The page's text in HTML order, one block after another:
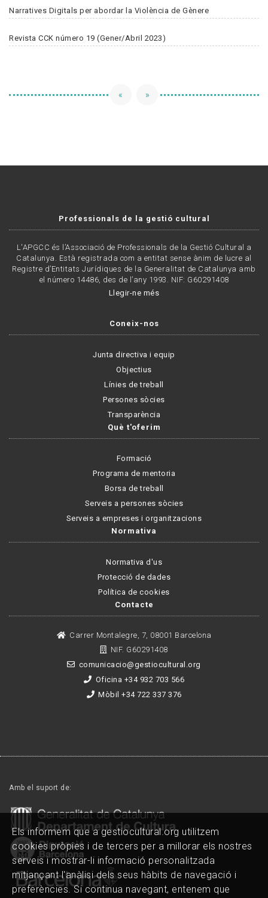
Narratives Digitals per abordar la Violència de Gènere
Revista CCK número 19 (Gener/Abril 2023)
« »
Professionals de la gestió cultural
L'APGCC és l’Associació de Professionals de la Gestió Cultural a
Catalunya. Està registrada com a entitat sense ànim de lucre al
Registre d’Entitats Jurídiques de la Generalitat de Catalunya amb
el número 14486, des de l’any 1993. NIF: G60291408
Llegir-ne més
Coneix-nos
Junta directiva i equip
Objectius
Línies de treball
Persones sòcies
Transparència
Què t'oferim
Formació
Programa de mentoria
Borsa de treball
Serveis a persones sòcies
Serveis a empreses i organitzacions
Normativa
Normativa d'us
Protecció de dades
Política de cookies
Contacte
Carrer Montalegre, 7, 08001 Barcelona
NIF. G60291408
comunicacio@gestiocultural.org
Oficina +34 932 703 566
Mòbil +34 722 337 376
Amb el suport de:
Els informem que a gestiocultural.org utilitzem
cookies pròpies i de tercers per a millorar els nostres
serveis i mostrar-li informació personalitzada
mitjançant l'anàlisi dels seus hàbits de navegació i
preferències. Si continua navegant, entenem que